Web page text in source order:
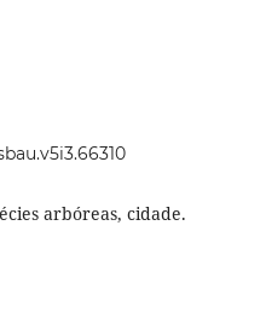
arbóreas, cidade.